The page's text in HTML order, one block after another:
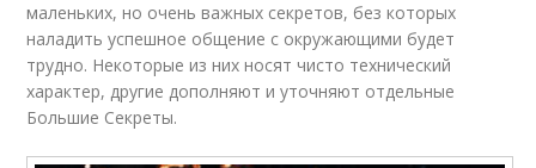
маленьких, но очень важных секретов, без которых
наладить успешное общение с окружающими будет
трудно. Некоторые из них носят чисто технический
характер, другие дополняют и уточняют отдельные
Большие Секреты.